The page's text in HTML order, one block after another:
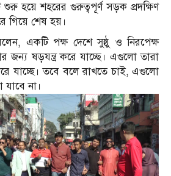
শুরু হয়ে শহরের গুরুত্বপূর্ণ সড়ক প্রদক্ষিণ
গিয়ে শেষ হয়।
একটি পক্ষ দেশে সুষ্ঠু ও নিরপেক্ষ
জন্য ষড়যন্ত্র করে যাচ্ছে। এগুলো তারা
যাচ্ছে। তবে বলে রাখতে চাই, এগুলো
যাবে না।